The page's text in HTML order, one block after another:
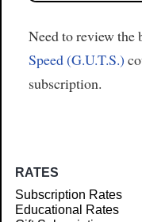
Need to review the
Speed (G.U.T.S.)
subscription.
RATES
Subscription Rates
Educational Rates